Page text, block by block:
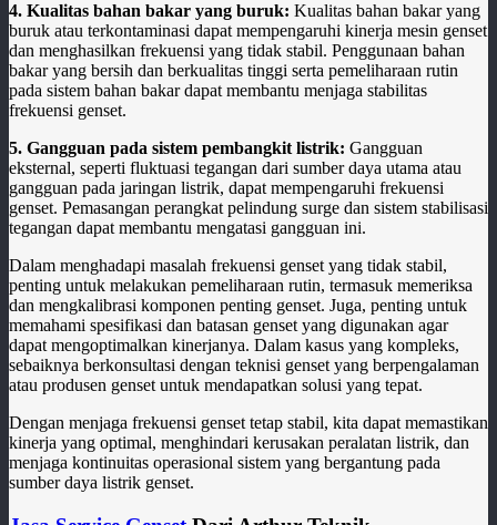
4. Kualitas bahan bakar yang buruk: Kualitas bahan bakar yang
buruk atau terkontaminasi dapat mempengaruhi kinerja mesin genset
dan menghasilkan frekuensi yang tidak stabil. Penggunaan bahan
bakar yang bersih dan berkualitas tinggi serta pemeliharaan rutin
pada sistem bahan bakar dapat membantu menjaga stabilitas
frekuensi genset.
5. Gangguan pada sistem pembangkit listrik: Gangguan
eksternal, seperti fluktuasi tegangan dari sumber daya utama atau
gangguan pada jaringan listrik, dapat mempengaruhi frekuensi
genset. Pemasangan perangkat pelindung surge dan sistem stabilisasi
tegangan dapat membantu mengatasi gangguan ini.
Dalam menghadapi masalah frekuensi genset yang tidak stabil,
penting untuk melakukan pemeliharaan rutin, termasuk memeriksa
dan mengkalibrasi komponen penting genset. Juga, penting untuk
memahami spesifikasi dan batasan genset yang digunakan agar
dapat mengoptimalkan kinerjanya. Dalam kasus yang kompleks,
sebaiknya berkonsultasi dengan teknisi genset yang berpengalaman
atau produsen genset untuk mendapatkan solusi yang tepat.
Dengan menjaga frekuensi genset tetap stabil, kita dapat memastikan
kinerja yang optimal, menghindari kerusakan peralatan listrik, dan
menjaga kontinuitas operasional sistem yang bergantung pada
sumber daya listrik genset.